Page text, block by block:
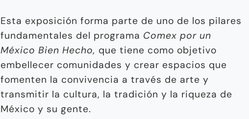
Esta exposición forma parte de uno de los pilares
fundamentales del programa Comex por un
México Bien Hecho, que tiene como objetivo
embellecer comunidades y crear espacios que
fomenten la convivencia a través de arte y
transmitir la cultura, la tradición y la riqueza de
México y su gente.